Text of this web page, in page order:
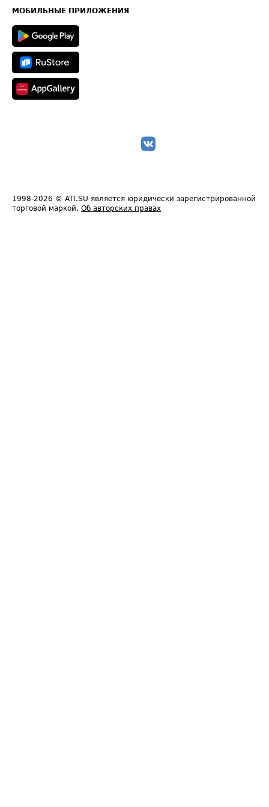
Техническая информация
МОБИЛЬНЫЕ ПРИЛОЖЕНИЯ
1998-2026 © ATI.SU является юридически зарегистрированной
торговой маркой. Об авторских правах